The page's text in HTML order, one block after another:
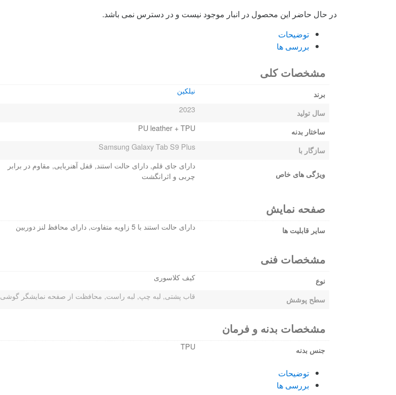
در حال حاضر این محصول در انبار موجود نیست و در دسترس نمی باشد.
توضیحات
بررسی ها
مشخصات کلی
برند نیلکین
سال تولید 2023
ساختار بدنه PU leather + TPU
سازگار با Samsung Galaxy Tab S9 Plus
ویژگی های خاص
دارای جای قلم, دارای حالت استند, قفل آهنربایی, مقاوم در برابر
چربی و اثرانگشت
صفحه نمایش
سایر قابلیت ها دارای حالت استند با 5 زاویه متفاوت, دارای محافظ لنز دوربین
مشخصات فنی
نوع کیف کلاسوری
سطح پوشش قاب پشتی, لبه چپ, لبه راست, محافظت از صفحه نمایشگر گوشی
مشخصات بدنه و فرمان
جنس بدنه TPU
توضیحات
بررسی ها